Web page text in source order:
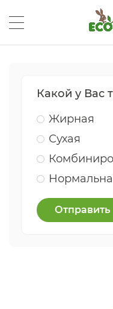
Какой у Вас
Жирная
Сухая
Отправить